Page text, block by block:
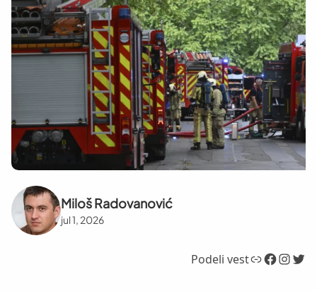
Miloš Radovanović
jul 1, 2026
Podeli vestLink Facebook InstagramTwitter